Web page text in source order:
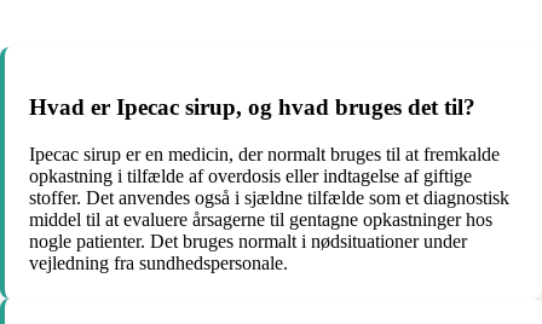
Hvad er Ipecac sirup, og hvad bruges det til?
Ipecac sirup er en medicin, der normalt bruges til at fremkalde
opkastning i tilfælde af overdosis eller indtagelse af giftige
stoffer. Det anvendes også i sjældne tilfælde som et diagnostisk
middel til at evaluere årsagerne til gentagne opkastninger hos
nogle patienter. Det bruges normalt i nødsituationer under
vejledning fra sundhedspersonale.